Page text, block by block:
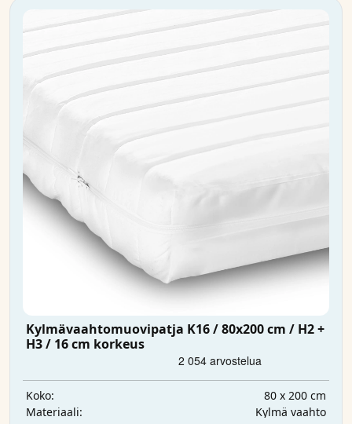
Kylmävaahtomuovipatja K16 / 80x200 cm / H2 +
H3 / 16 cm korkeus
Koko:
80 x 200 cm
Materiaali:
Kylmä vaahto